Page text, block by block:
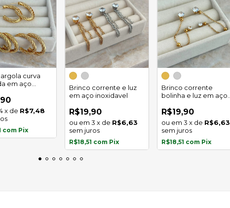
curva
em aço
x de R$7,48
com Pix
Brinco corrente e luz
em aço inoxidavel
R$19,90
3 x de R$6,63
sem juros
R$18,51 com Pix
Brinco corrente
bolinha e luz em aço
R$19,90
3 x de R$6,63
sem juros
R$18,51 com Pix